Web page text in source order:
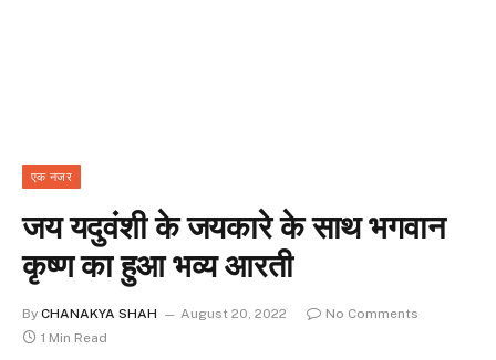
एक नजर
जय यदुवंशी के जयकारे के साथ भगवान
कृष्ण का हुआ भव्य आरती
By CHANAKYA SHAH August 20, 2022
No Comments
1 Min Read